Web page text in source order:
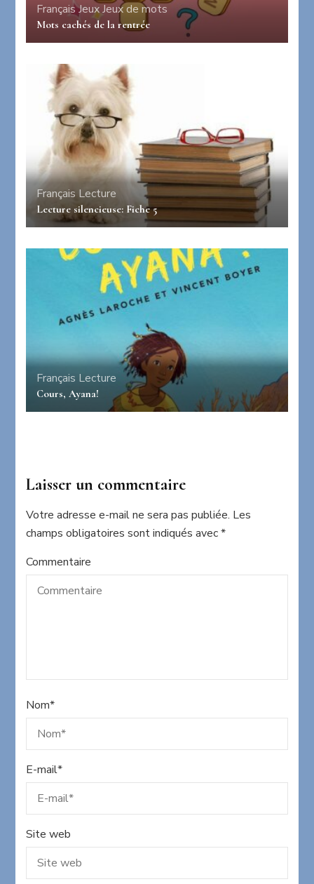
FrançaisJeuxJeux de mots
Mots cachés de la rentrée
Français Lecture
Lecture silencieuse: Fiche 5
Français Lecture
Cours, Ayana!
Laisser un commentaire
Votre adresse e-mail ne sera pas publiée. Les
champs obligatoires sont indiqués avec*
Commentaire
Nom*
E-mail*
Site web